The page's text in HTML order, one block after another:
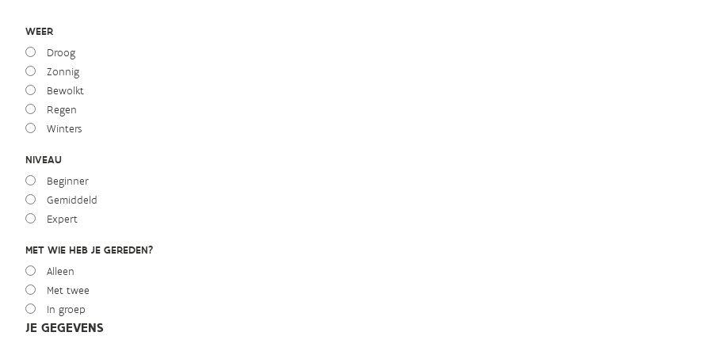
WEER
Droog
Zonnig
Bewolkt
Regen
Winters
NIVEAU
Beginner
Gemiddeld
Expert
MET WIE HEB JE GEREDEN?
Alleen
Met twee
In groep
JE GEGEVENS